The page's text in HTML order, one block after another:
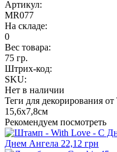
Артикул:
MR077
На складе:
0
Вес товара:
75 гр.
Штрих-код:
SKU:
Нет в наличии
Теги для декорирования
15,6х7,8см
Рекомендуем посмотреть
Днем Ангела 22,12 грн